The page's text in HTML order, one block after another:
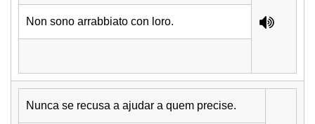
Non sono arrabbiato con loro.
Nunca se recusa a ajudar a quem precise.